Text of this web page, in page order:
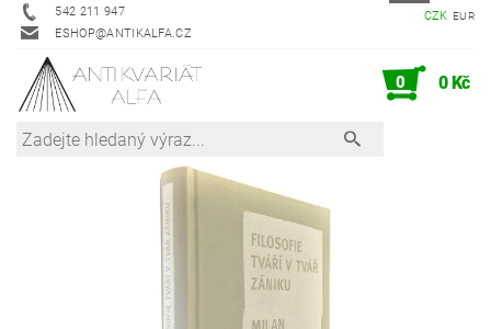
542 211 947
ESHOP@ANTIKALFA.CZ
CZK EUR
0 0 Kč